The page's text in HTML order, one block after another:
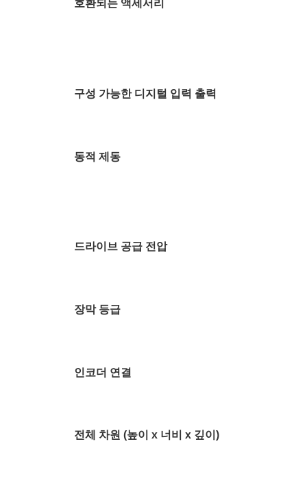
호환되는 액세서리
구성 가능한 디지털 입력 출력
동적 제동
드라이브 공급 전압
장막 등급
인코더 연결
전체 차원 (높이 x 너비 x 깊이)